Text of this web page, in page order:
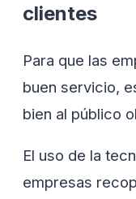
clientes
Para que las
buen servicio,
bien al público
El uso de la
empresas